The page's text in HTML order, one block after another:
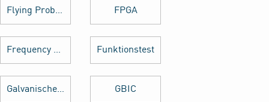
Flying Probe Test FPGA
Frequency Hopping Funktionstest
Galvanische Trennung GBIC